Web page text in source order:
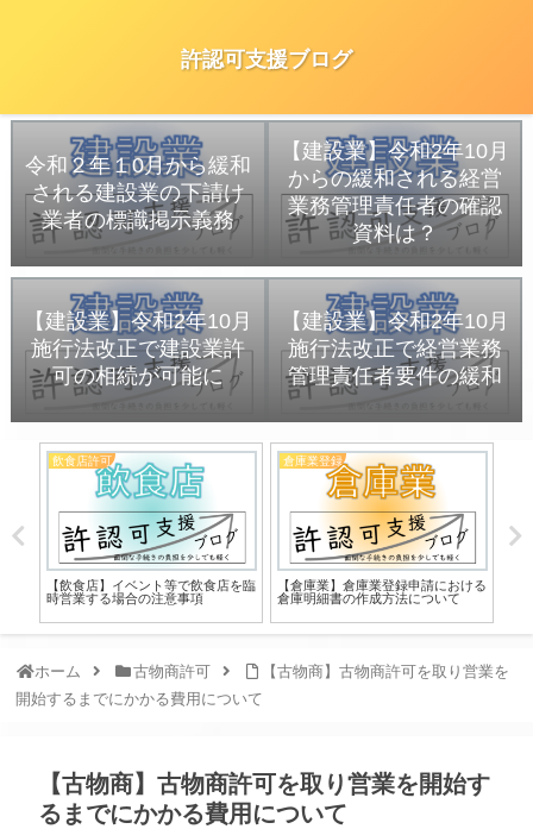
許認可支援ブログ
令和２年１0月から緩和
される建設業の下請け
業者の標識掲示義務
【建設業】令和2年10月
からの緩和される経営
業務管理責任者の確認
資料は？
【建設業】令和2年10月
施行法改正で建設業許
可の相続が可能に
【建設業】令和2年10月
施行法改正で経営業務
管理責任者要件の緩和
飲食店許可
【飲食店】イベント等で飲食店を臨
時営業する場合の注意事項
倉庫業登録
【倉庫業】倉庫業登録申請における
倉庫明細書の作成方法について
ホーム 古物商許可
【古物商】古物商許可を取り営業を
開始するまでにかかる費用について
【古物商】古物商許可を取り営業を開始す
るまでにかかる費用について